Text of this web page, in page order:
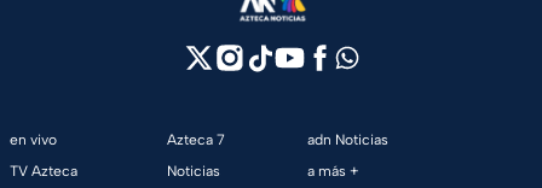
en vivo
TV Azteca
Azteca 7
Noticias
adn Noticias
a más +